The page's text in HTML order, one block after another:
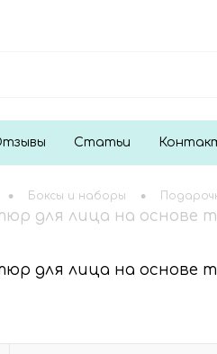
Статьи
• Боксы и наборы •
для лица на основе
для лица на основе